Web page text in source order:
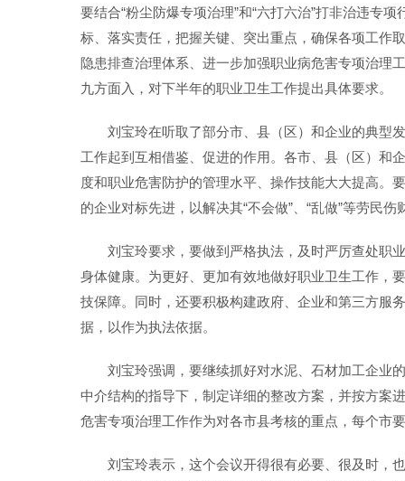
要结合“粉尘防爆专项治理”和“六打六治”打非治违专
标、落实责任，把握关键、突出重点，确保各项工作
隐患排查治理体系、进一步加强职业病危害专项治理
九方面入，对下半年的职业卫生工作提出具体要求。
刘宝玲在听取了部分市、县（区）和企业的典型
工作起到互相借鉴、促进的作用。各市、县（区）和
度和职业危害防护的管理水平、操作技能大大提高。
的企业对标先进，以解决其“不会做”、“乱做”等劳民
刘宝玲要求，要做到严格执法，及时严厉查处职
身体健康。为更好、更加有效地做好职业卫生工作，
技保障。同时，还要积极构建政府、企业和第三方服
据，以作为执法依据。
刘宝玲强调，要继续抓好对水泥、石材加工企业
中介结构的指导下，制定详细的整改方案，并按方案
危害专项治理工作作为对各市县考核的重点，每个市
刘宝玲表示，这个会议开得很有必要、很及时，